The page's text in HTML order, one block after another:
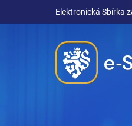
Elektronická Sbírka